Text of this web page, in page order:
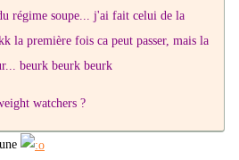
régime soupe... j'ai fait celui de la
la première fois ca peut passer, mais la
beurk beurk beurk
watchers ?